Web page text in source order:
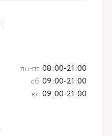
пн-пт 08:00-21:00
сб 09:00-21:00
вс 09:00-21:00